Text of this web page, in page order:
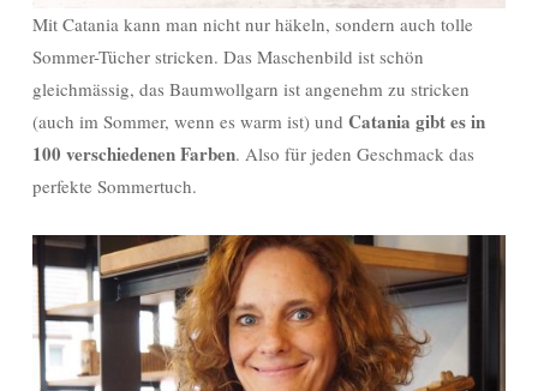
Mit Catania kann man nicht nur häkeln, sondern auch tolle
Sommer-Tücher stricken. Das Maschenbild ist schön
gleichmässig, das Baumwollgarn ist angenehm zu stricken
(auch im Sommer, wenn es warm ist) und Catania gibt es in
100 verschiedenen Farben. Also für jeden Geschmack das
perfekte Sommertuch.